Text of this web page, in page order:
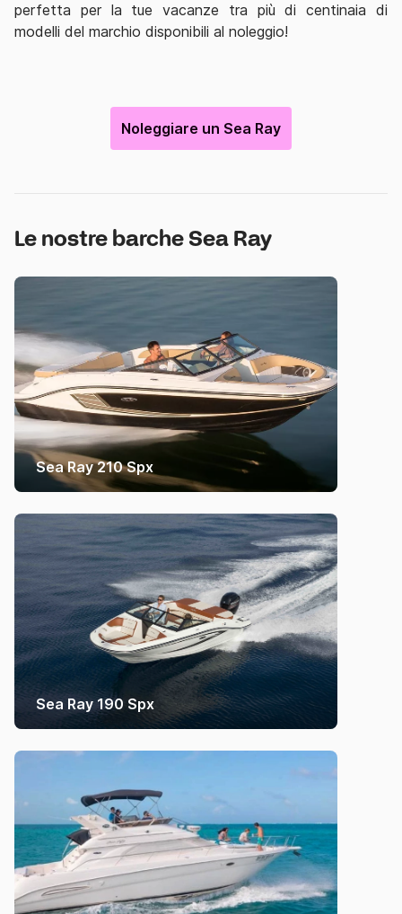
perfetta per la tue vacanze tra più di centinaia di
modelli del marchio disponibili al noleggio!
Noleggiare un Sea Ray
Le nostre barche Sea Ray
Sea Ray 210 Spx
Sea Ray 190 Spx